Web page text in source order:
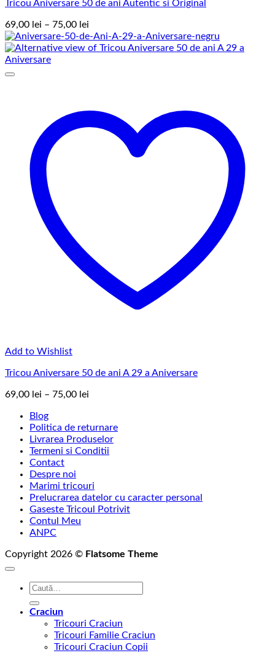
Tricou Aniversare 50 de ani Autentic si Original
69,00 lei – 75,00 lei
de
prețuri:
Add to Wishlist
Tricou Aniversare 50 de ani A 29 a Aniversare
69,00 lei – 75,00 lei
69,00 lei
până
la
Blog
Politica de returnare
Livrarea Produselor
Termeni si Conditii
Contact
Despre noi
Marimi tricouri
Prelucrarea datelor cu caracter personal
Gaseste Tricoul Potrivit
Contul Meu
ANPC
Copyright 2026 © Flatsome Theme
Caută
Craciun
Tricouri Craciun
Tricouri Familie Craciun
Tricouri Craciun Copii